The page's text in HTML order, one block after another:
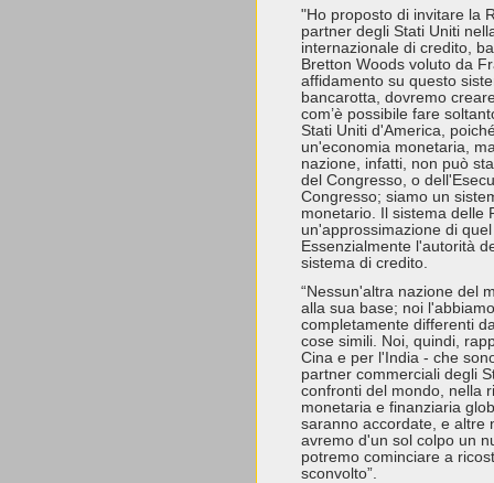
"Ho proposto di invitare la
partner degli Stati Uniti
internazionale di credito,
Bretton Woods voluto da
affidamento su questo
bancarotta, dovremo
com’è possibile fare
Stati Uniti d'America,
un'economia monetaria,
nazione, infatti, non può
del Congresso, o
Congresso; siamo un
monetario. Il sistema delle
un'approssimazione di
Essenzialmente l'autorità
sistema di credito.
“Nessun'altra nazione del
alla sua base; noi
completamente differenti
cose simili. Noi, quindi,
Cina e per l'India - che
partner commerciali degli
confronti del mondo, nella
monetaria e finanziaria
saranno accordate, e altre
avremo d'un sol colpo un
potremo cominciare a
sconvolto”.